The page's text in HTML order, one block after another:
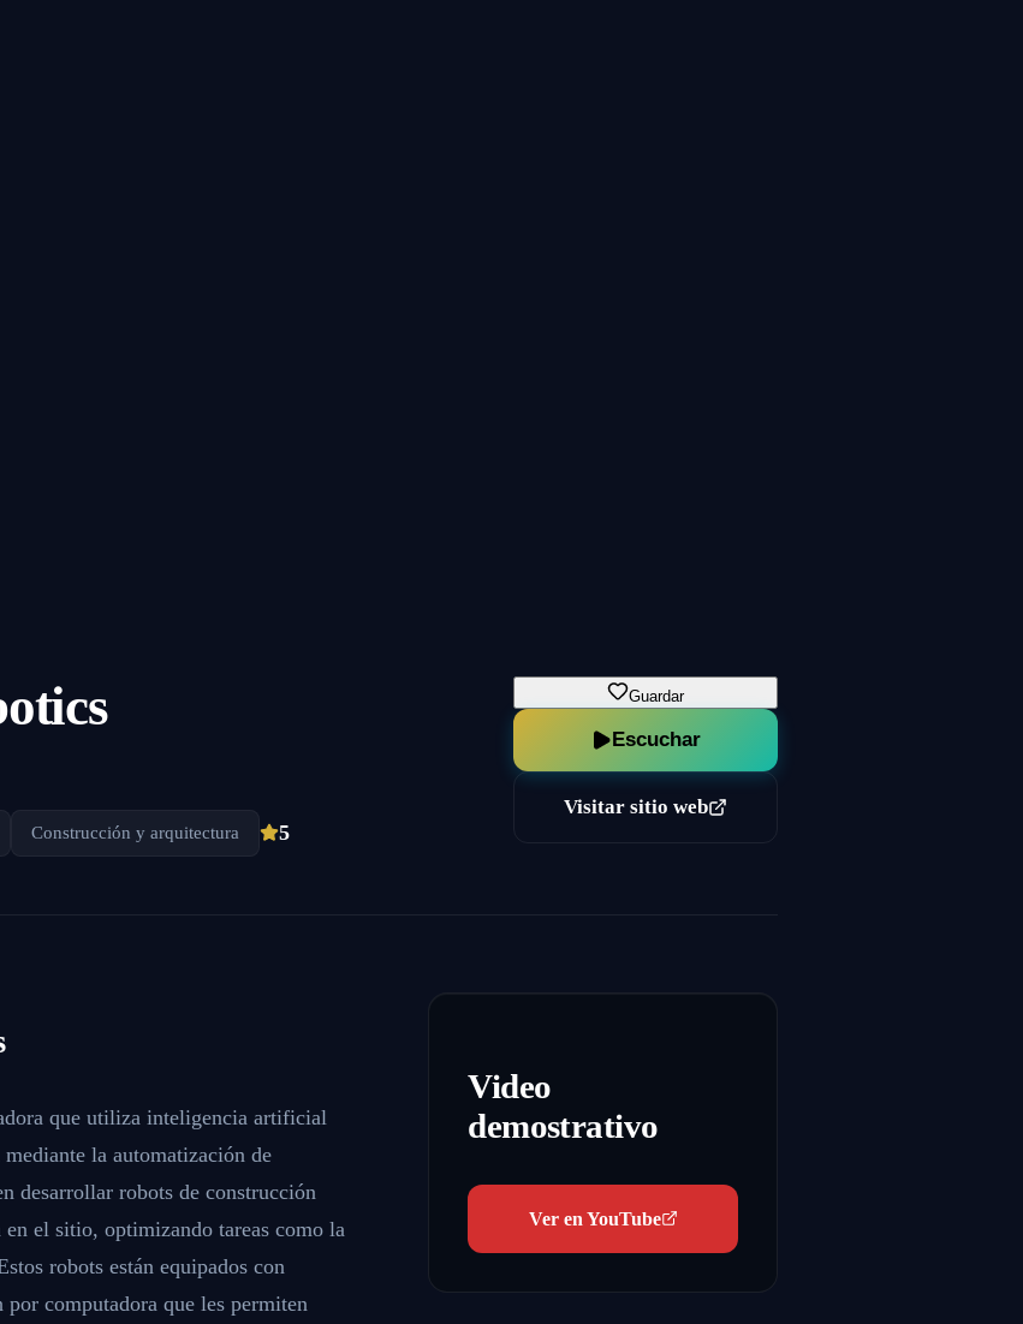
Construcción y arquitectura 5
Guardar
Escuchar
Visitar sitio web
que utiliza inteligencia artificial
la automatización de
desarrollar robots de construcción
en el sitio, optimizando tareas como la
robots están equipados con
por computadora que les permiten
Video
demostrativo
Ver en YouTube